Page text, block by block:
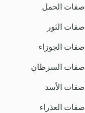
صفات الحمل
صفات الثور
صفات الجوزاء
صفات السرطان
صفات الأسد
صفات العذراء